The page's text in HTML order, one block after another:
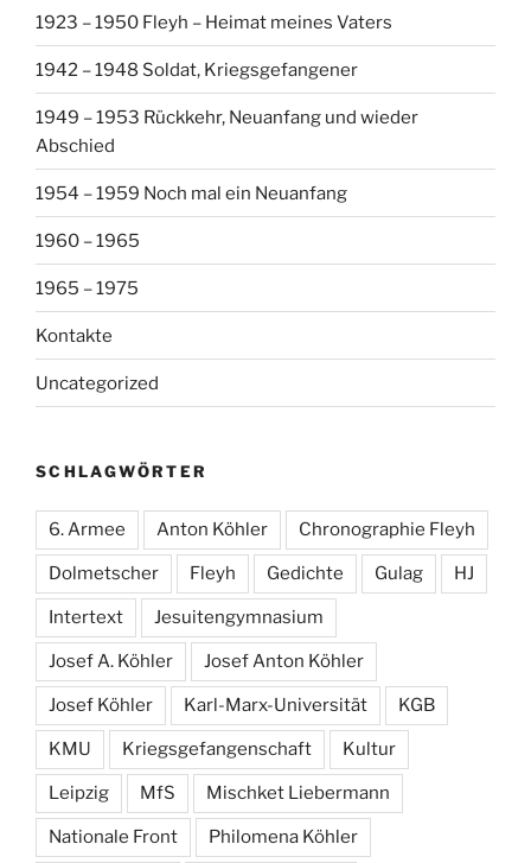
1923 – 1950 Fleyh – Heimat meines Vaters
1942 – 1948 Soldat, Kriegsgefangener
1949 – 1953 Rückkehr, Neuanfang und wieder
Abschied
1954 – 1959 Noch mal ein Neuanfang
1960 – 1965
1965 – 1975
Kontakte
Uncategorized
SCHLAGWÖRTER
6. Armee Anton Köhler Chronographie Fleyh
Dolmetscher Fleyh Gedichte Gulag HJ
Intertext Jesuitengymnasium
Josef A. Köhler Josef Anton Köhler
Josef Köhler Karl-Marx-Universität KGB
KMU Kriegsgefangenschaft Kultur
Leipzig MfS Mischket Liebermann
Nationale Front Philomena Köhler